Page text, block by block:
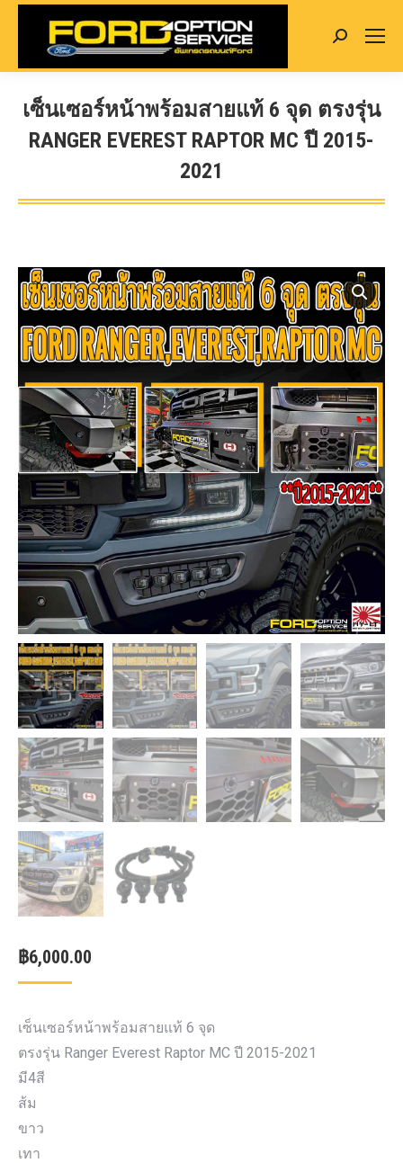
Search:
เซ็นเซอร์หน้าพร้อมสายแท้ 6 จุด ตรงรุ่น
RANGER EVEREST RAPTOR MC ปี 2015-
2021
You are here:
฿6,000.00
เซ็นเซอร์หน้าพร้อมสายแท้ 6 จุด
ตรงรุ่น Ranger Everest Raptor MC ปี 2015-2021
มี4สี
ส้ม
ขาว
เทา